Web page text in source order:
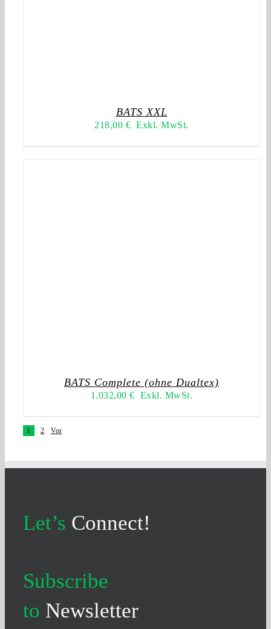
BATS XXL
218,00 € Exkl. MwSt.
BATS Complete (ohne Dualtex)
1.032,00€ Exkl. MwSt.
1 2 Vor
Let’s Connect!
Subscribe
to Newsletter